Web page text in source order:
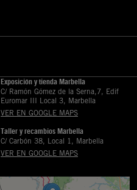
Exposición y tienda Marbella
C/ Ramón Gómez de la Serna,7, Edif
Euromar III Local 3, Marbella
VER EN GOOGLE MAPS
Taller y recambios Marbella
C/ Carbón 38, Local 1, Marbella
VER EN GOOGLE MAPS